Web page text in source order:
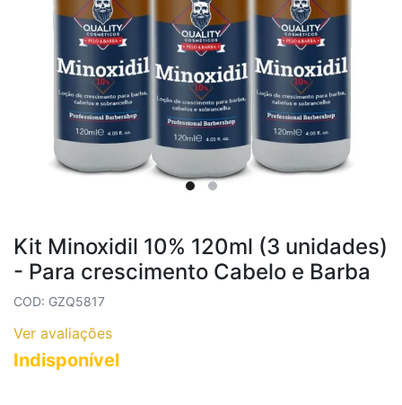
Kit Minoxidil 10% 120ml (3 unidades)
- Para crescimento Cabelo e Barba
COD: GZQ5817
Ver avaliações
Indisponível